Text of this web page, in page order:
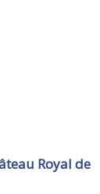
Royal de